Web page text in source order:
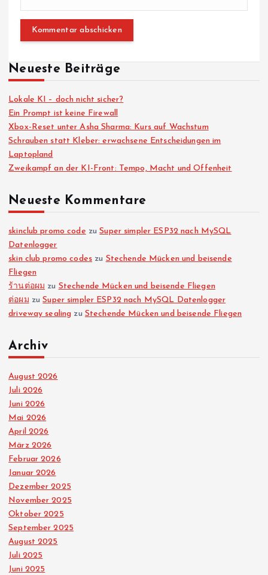
Neueste Beiträge
Lokale KI – doch nicht sicher?
Ein Prompt ist keine Firewall
Xbox-Reset unter Asha Sharma: Kurs auf Wachstum
Schrauben statt Kleber: erwachsene Entscheidungen im
Laptopland
Zweikampf an der KI-Front: Tempo, Macht und Offenheit
Neueste Kommentare
skinclub promo code zuSuper simpler ESP32 nach MySQL
Datenlogger
skin club promo codes zu Stechende Mücken und beisende
Fliegen
ร้านต่อผม zu Stechende Mücken und beisende Fliegen
ต่อผม zuSuper simpler ESP32 nach MySQL Datenlogger
driveway sealing zu Stechende Mücken und beisende Fliegen
Archiv
August 2026
Juli 2026
Juni 2026
Mai 2026
April 2026
März 2026
Februar 2026
Januar 2026
Dezember 2025
November 2025
Oktober 2025
September 2025
August 2025
Juli 2025
Juni 2025